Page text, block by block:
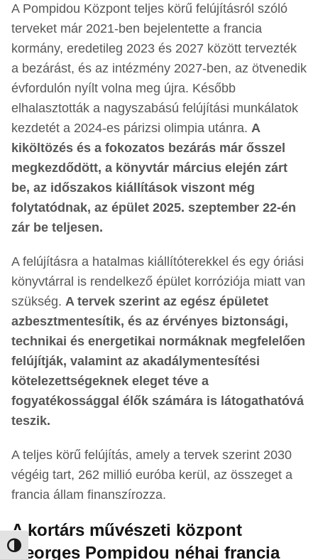
Nagy kontraszt váltása
A Pompidou Központ teljes körű felújításról szóló
terveket már 2021-ben bejelentette a francia
kormány, eredetileg 2023 és 2027 között tervezték
a bezárást, és az intézmény 2027-ben, az ötvenedik
évfordulón nyílt volna meg újra. Később
elhalasztották a nagyszabású felújítási munkálatok
kezdetét a 2024-es párizsi olimpia utánra. A
kiköltözés és a fokozatos bezárás már ősszel
megkezdődött, a könyvtár március elején zárt
be, az időszakos kiállítások viszont még
folytatódnak, az épület 2025. szeptember 22-én
zár be teljesen.
A felújításra a hatalmas kiállítóterekkel és egy óriási
könyvtárral is rendelkező épület korróziója miatt van
szükség. A tervek szerint az egész épületet
azbesztmentesítik, és az érvényes biztonsági,
technikai és energetikai normáknak megfelelően
felújítják, valamint az akadálymentesítési
kötelezettségeknek eleget téve a
fogyatékossággal élők számára is látogathatóvá
teszik.
A teljes körű felújítás, amely a tervek szerint 2030
végéig tart, 262 millió euróba kerül, az összeget a
francia állam finanszírozza.
A kortárs művészeti központ
Georges Pompidou néhai francia